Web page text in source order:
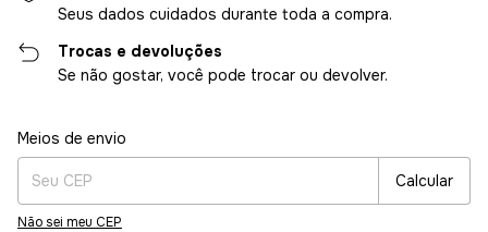
Seus dados cuidados durante toda a compra.
Trocas e devoluções
Se não gostar, você pode trocar ou devolver.
Entregas para o CEP:
Meios de envio
Calcular
Não sei meu CEP